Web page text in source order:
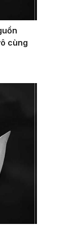
cùng